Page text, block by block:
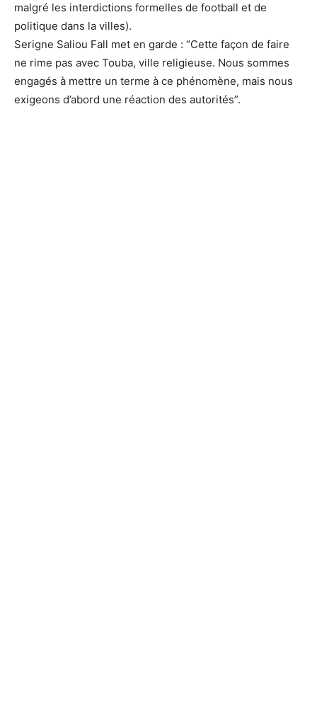
malgré les interdictions formelles de football et de
politique dans la villes).
Serigne Saliou Fall met en garde : “Cette façon de faire
ne rime pas avec Touba, ville religieuse. Nous sommes
engagés à mettre un terme à ce phénomène, mais nous
exigeons d’abord une réaction des autorités”.